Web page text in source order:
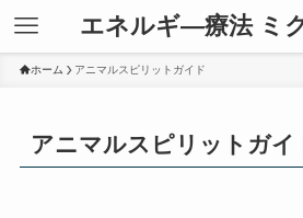
エネルギ―療法 ミ
ホーム アニマルスピリットガイド
アニマルスピリットガイ